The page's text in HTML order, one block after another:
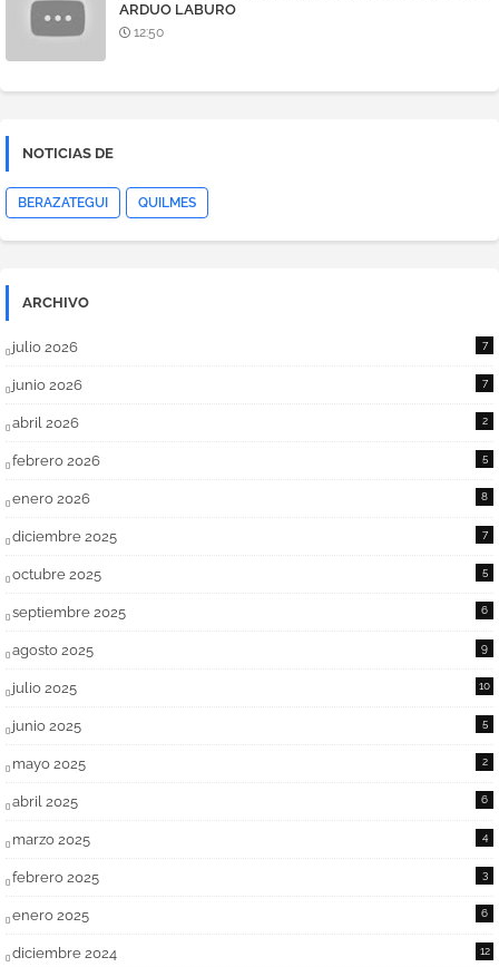
ARDUO LABURO
12:50
NOTICIAS DE
BERAZATEGUI QUILMES
ARCHIVO
julio 2026 7
junio 2026 7
abril 2026 2
febrero 2026 5
enero 2026 8
diciembre 2025 7
octubre 2025 5
septiembre 2025 6
agosto 2025 9
julio 2025 10
junio 2025 5
mayo 2025 2
abril 2025 6
marzo 2025 4
febrero 2025 3
enero 2025 6
diciembre 2024 12